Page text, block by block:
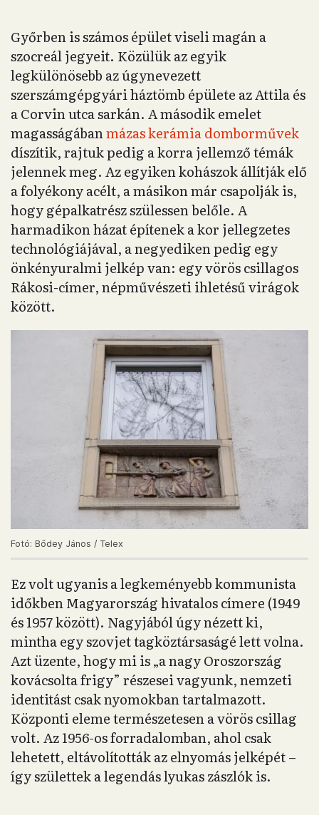
Győrben is számos épület viseli magán a
szocreál jegyeit. Közülük az egyik
legkülönösebb az úgynevezett
szerszámgépgyári háztömb épülete az Attila és
a Corvin utca sarkán. A második emelet
magasságábanmázas kerámia domborművek
díszítik, rajtuk pedig a korra jellemző témák
jelennek meg. Az egyiken kohászok állítják elő
a folyékony acélt, a másikon már csapolják is,
hogy gépalkatrész szülessen belőle. A
harmadikon házat építenek a kor jellegzetes
technológiájával, a negyediken pedig egy
önkényuralmi jelkép van: egy vörös csillagos
Rákosi-címer, népművészeti ihletésű virágok
között.
Fotó: Bődey János / Telex
Ez volt ugyanis a legkeményebb kommunista
időkben Magyarország hivatalos címere (1949
és 1957 között). Nagyjából úgy nézett ki,
mintha egy szovjet tagköztársaságé lett volna.
Azt üzente, hogy mi is „a nagy Oroszország
kovácsolta frigy” részesei vagyunk, nemzeti
identitást csak nyomokban tartalmazott.
Központi eleme természetesen a vörös csillag
volt. Az 1956-os forradalomban, ahol csak
lehetett, eltávolították az elnyomás jelképét –
így születtek a legendás lyukas zászlók is.